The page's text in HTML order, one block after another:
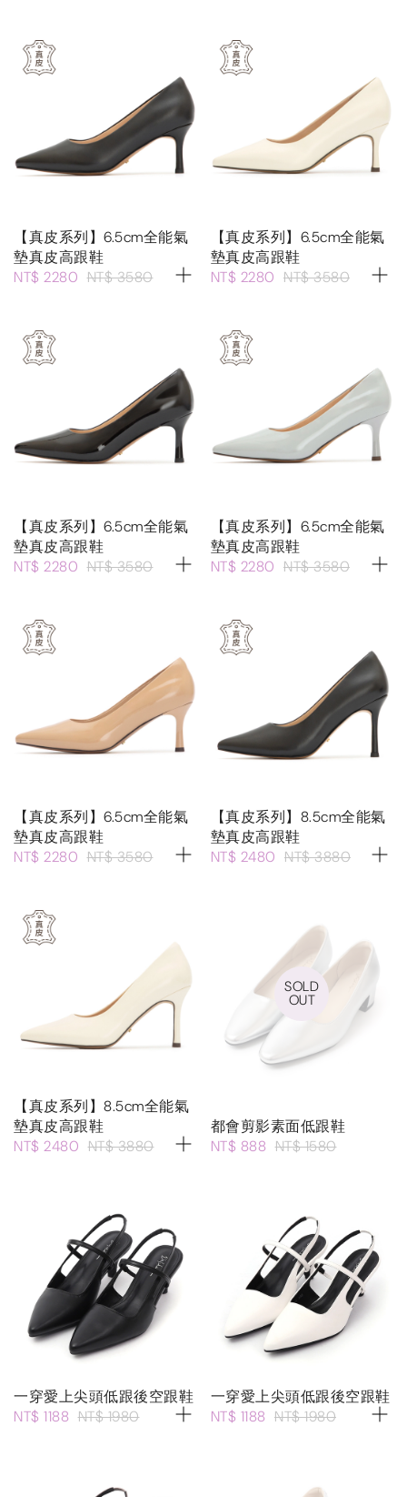
【真皮系列】6.5cm全能氣
墊真皮高跟鞋
NT$ 2280 NT$ 3580
【真皮系列】6.5cm全能氣
墊真皮高跟鞋
NT$ 2280 NT$ 3580
【真皮系列】6.5cm全能氣
墊真皮高跟鞋
NT$ 2280 NT$ 3580
【真皮系列】6.5cm全能氣
墊真皮高跟鞋
NT$ 2280 NT$ 3580
【真皮系列】6.5cm全能氣
墊真皮高跟鞋
NT$ 2280 NT$ 3580
【真皮系列】8.5cm全能氣
墊真皮高跟鞋
NT$ 2480 NT$ 3880
【真皮系列】8.5cm全能氣
墊真皮高跟鞋
NT$ 2480 NT$ 3880
SOLD
OUT
都會剪影素面低跟鞋
NT$ 888 NT$ 1580
一穿愛上尖頭低跟後空跟鞋
NT$ 1188 NT$ 1980
一穿愛上尖頭低跟後空跟鞋
NT$ 1188 NT$ 1980